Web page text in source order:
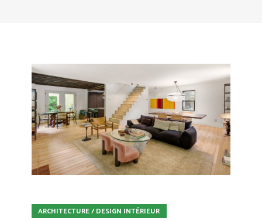
ARCHITECTURE / DESIGN INTÉRIEUR